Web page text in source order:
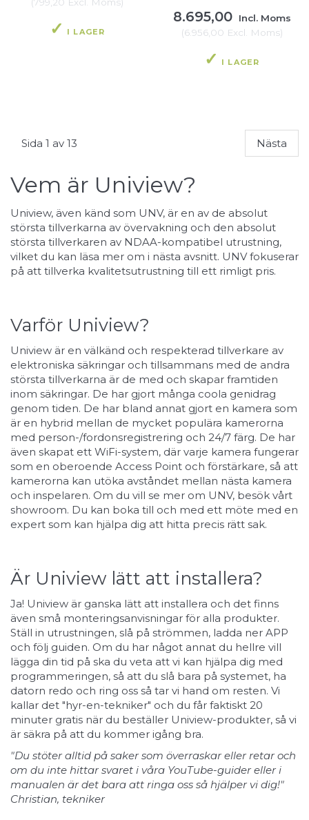
I LAGER
8.695,00
Incl. Moms
(6.956,00 Excl. Moms)
I LAGER
Sida 1 av 13 Nästa
Vem är Uniview?
Uniview, även känd som UNV, är en av de absolut
största tillverkarna av övervakning och den absolut
största tillverkaren av NDAA-kompatibel utrustning,
vilket du kan läsa mer om i nästa avsnitt. UNV fokuserar
på att tillverka kvalitetsutrustning till ett rimligt pris.
Varför Uniview?
Uniview är en välkänd och respekterad tillverkare av
elektroniska säkringar och tillsammans med de andra
största tillverkarna är de med och skapar framtiden
inom säkringar. De har gjort många coola genidrag
genom tiden. De har bland annat gjort en kamera som
är en hybrid mellan de mycket populära kamerorna
med person-/fordonsregistrering och 24/7 färg. De har
även skapat ett WiFi-system, där varje kamera fungerar
som en oberoende Access Point och förstärkare, så att
kamerorna kan utöka avståndet mellan nästa kamera
och inspelaren. Om du vill se mer om UNV, besök vårt
showroom. Du kan boka till och med ett möte med en
expert som kan hjälpa dig att hitta precis rätt sak.
Är Uniview lätt att installera?
Ja! Uniview är ganska lätt att installera och det finns
även små monteringsanvisningar för alla produkter.
Ställ in utrustningen, slå på strömmen, ladda ner APP
och följ guiden. Om du har något annat du hellre vill
lägga din tid på ska du veta att vi kan hjälpa dig med
programmeringen, så att du slå bara på systemet, ha
datorn redo och ring oss så tar vi hand om resten. Vi
kallar det "hyr-en-tekniker" och du får faktiskt 20
minuter gratis när du beställer Uniview-produkter, så vi
är säkra på att du kommer igång bra.
"Du stöter alltid på saker som överraskar eller retar och
om du inte hittar svaret i våra YouTube-guider eller i
manualen är det bara att ringa oss så hjälper vi dig!"
Christian, tekniker